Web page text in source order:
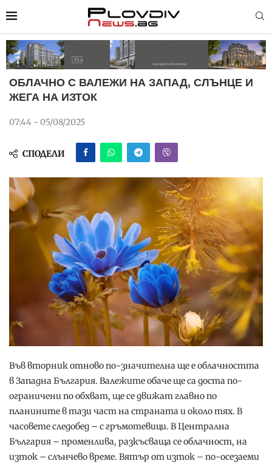
ОБЛАЧНО С ВАЛЕЖИ НА ЗАПАД, СЛЪНЦЕ И
ЖЕГА НА ИЗТОК
07:44 - 05/08/2025
СПОДЕЛИ
Във вторник отново по-значителна ще е облачността
в Западна България. Валежите обаче ще са доста по-
ограничени по обхват, ще се движат главно по
планините в тази част на страната и около тях. В
часовете следобед – с гръмотевици. В Централна
България – променлива, разкъсваща се облачност, на
изток – слънчево време. Вятър от изток – по-осезаеми